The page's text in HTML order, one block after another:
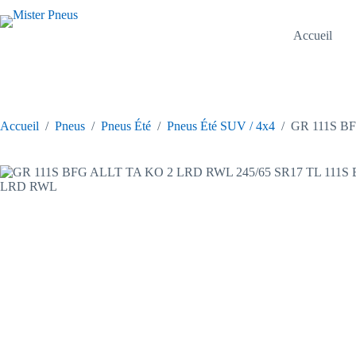
au
Accueil
Accueil / Pneus / Pneus Été / Pneus Été SUV / 4x4 / GR 111S